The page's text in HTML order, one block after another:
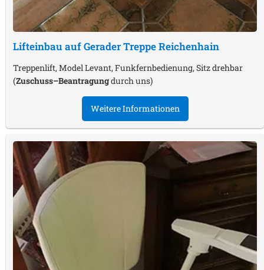
Lifteinbau auf Gerader TreppeReichenhain
Treppenlift, Model Levant, Funkfernbedienung, Sitz drehbar
(Zuschuss–Beantragungdurch uns)
Weitere Informationen